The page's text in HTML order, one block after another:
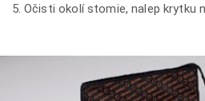
Očisti okolí stomie, nalep krytku